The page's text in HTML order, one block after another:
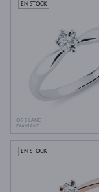
OR BLANC
DIAMANT
EN STOCK
EN STOCK